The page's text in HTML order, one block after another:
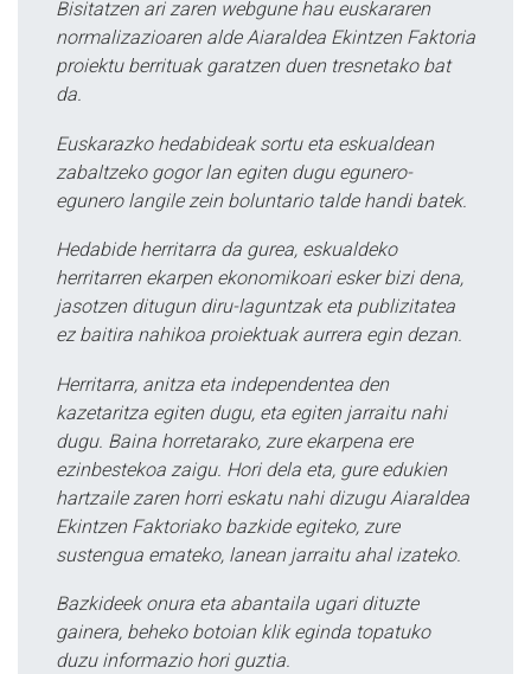
Bisitatzen ari zaren webgune hau euskararen
normalizazioaren alde Aiaraldea Ekintzen Faktoria
proiektu berrituak garatzen duen tresnetako bat
da.
Euskarazko hedabideak sortu eta eskualdean
zabaltzeko gogor lan egiten dugu egunero-
egunero langile zein boluntario talde handi batek.
Hedabide herritarra da gurea, eskualdeko
herritarren ekarpen ekonomikoari esker bizi dena,
jasotzen ditugun diru-laguntzak eta publizitatea
ez baitira nahikoa proiektuak aurrera egin dezan.
Herritarra, anitza eta independentea den
kazetaritza egiten dugu, eta egiten jarraitu nahi
dugu. Baina horretarako, zure ekarpena ere
ezinbestekoa zaigu. Hori dela eta, gure edukien
hartzaile zaren horri eskatu nahi dizugu Aiaraldea
Ekintzen Faktoriako bazkide egiteko, zure
sustengua emateko, lanean jarraitu ahal izateko.
Bazkideek onura eta abantaila ugari dituzte
gainera, beheko botoian klik eginda topatuko
duzu informazio hori guztia.